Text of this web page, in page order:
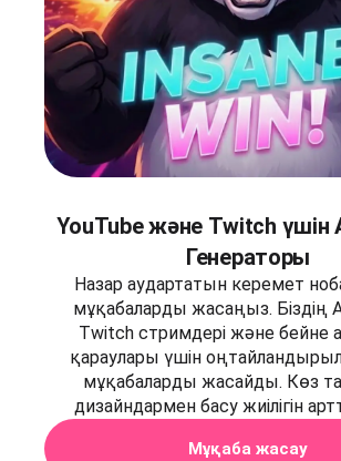
YouTube және Twitch үшін
Генераторы
Назар аудартатын керемет
мұқабаларды жасаңыз. Біздің
Twitch стримдері және бейне
қараулары үшін
мұқабаларды жасайды. Көз
дизайндармен басу жиілігін
Мұқаба жасау